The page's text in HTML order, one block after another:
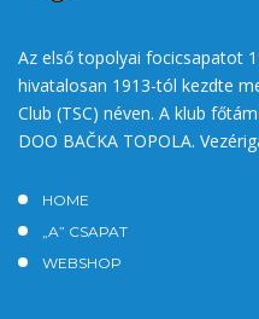
Az első topolyai focicsapatot
hivatalosan 1913-tól kezdte
Club (TSC) néven. A klub
DOO BAČKA TOPOLA.
HOME
„A” CSAPAT
WEBSHOP